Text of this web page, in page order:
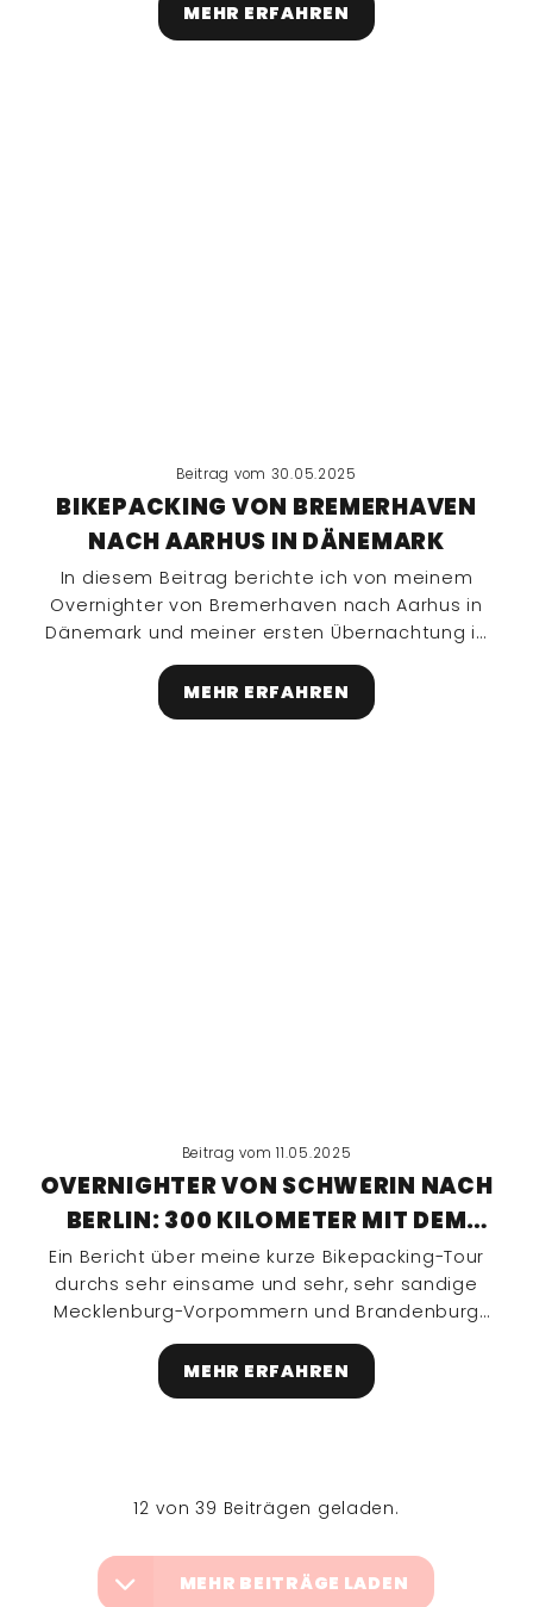
MEHR ERFAHREN
Beitrag vom 30.05.2025
BIKEPACKING VON BREMERHAVEN
NACH AARHUS IN DÄNEMARK
In diesem Beitrag berichte ich von meinem
Overnighter von Bremerhaven nach Aarhus in
Dänemark und meiner ersten Übernachtung in
einem Shelter.
MEHR ERFAHREN
Beitrag vom 11.05.2025
OVERNIGHTER VON SCHWERIN NACH
BERLIN: 300 KILOMETER MIT DEM
FAHRRAD ZUR VELO BERLIN
Ein Bericht über meine kurze Bikepacking-Tour
durchs sehr einsame und sehr, sehr sandige
Mecklenburg-Vorpommern und Brandenburg
bis aufs Tempelhofer Feld in Berlin zur VELO
2025.
MEHR ERFAHREN
12 von 39 Beiträgen geladen.
MEHR BEITRÄGE LADEN